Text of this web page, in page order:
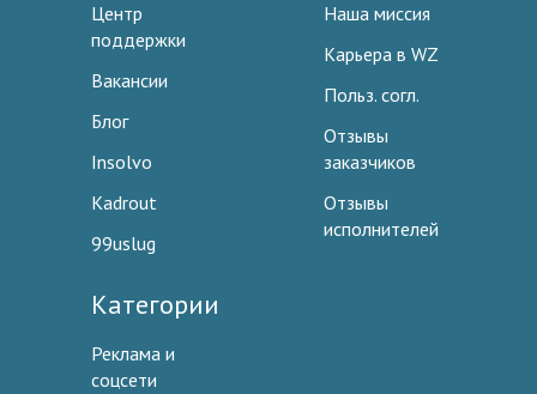
Центр
поддержки
Вакансии
Блог
Insolvo
Kadrout
99uslug
Наша миссия
Карьера в WZ
Польз. согл.
Отзывы
заказчиков
Отзывы
исполнителей
Категории
Реклама и
соцсети